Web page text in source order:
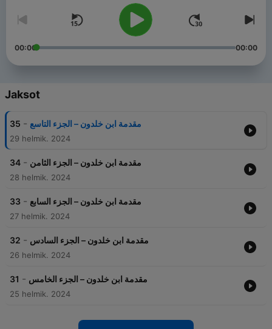
00:00 00:00
Jaksot
35 - مقدمة ابن خلدون – الجزء التاسع
29 helmik. 2024
34 - مقدمة ابن خلدون – الجزء الثامن
28 helmik. 2024
33 - مقدمة ابن خلدون – الجزء السابع
27 helmik. 2024
32 - مقدمة ابن خلدون – الجزء السادس
26 helmik. 2024
31 - مقدمة ابن خلدون – الجزء الخامس
25 helmik. 2024